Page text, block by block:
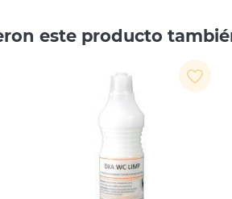
este producto
favorite_border